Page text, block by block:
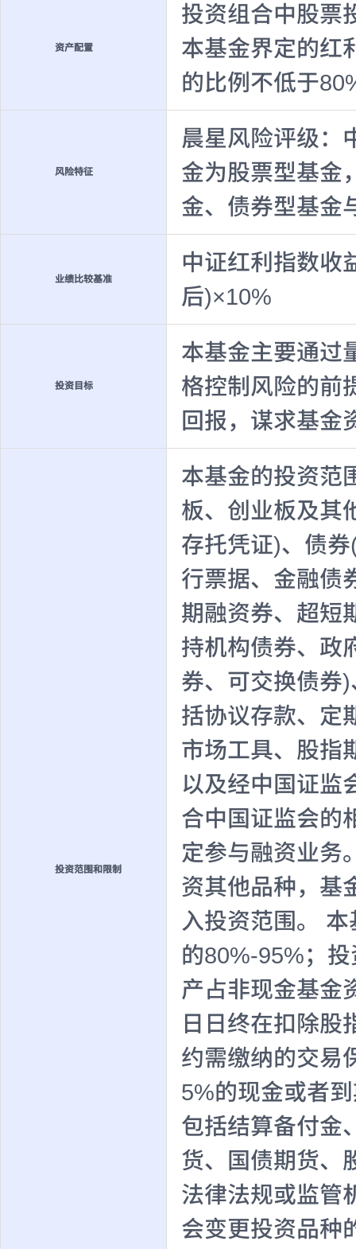
资产配置
投资组合中股票
本基金界定的红
的比例不低于
风险特征
晨星风险评级：
金为股票型基金
金、债券型基金
业绩比较基准
中证红利指数收
后)×10%
投资目标
本基金主要通过
格控制风险的前
回报，谋求基金
投资范围和限制
本基金的投资范
板、创业板及其
存托凭证)、债
行票据、金融债
期融资券、超短
持机构债券、政
券、可交换债券
括协议存款、定
市场工具、股指
以及经中国证监
合中国证监会的
定参与融资业务
资其他品种，基
入投资范围。
的80%-95%；
产占非现金基金
日日终在扣除股
约需缴纳的交易
5%的现金或者
包括结算备付金
货、国债期货、
法律法规或监管
会变更投资品种